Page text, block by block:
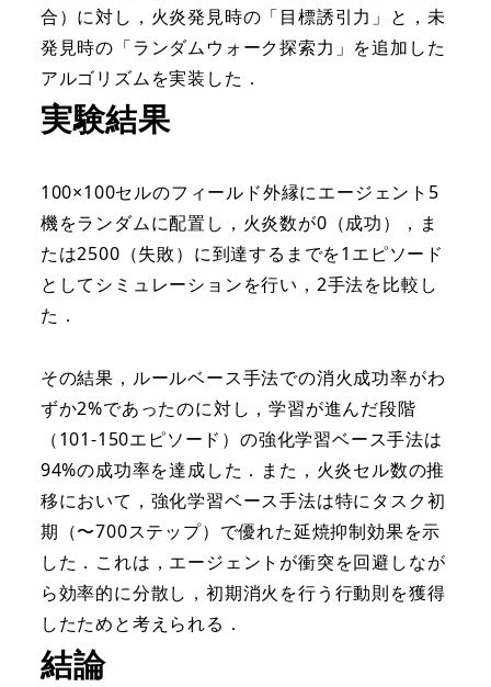
合）に対し，火炎発見時の「目標誘引力」と，未
発見時の「ランダムウォーク探索力」を追加した
アルゴリズムを実装した．
実験結果
100×100セルのフィールド外縁にエージェント5
機をランダムに配置し，火炎数が0（成功），ま
たは2500（失敗）に到達するまでを1エピソード
としてシミュレーションを行い，2手法を比較し
た．
その結果，ルールベース手法での消火成功率がわ
ずか2%であったのに対し，学習が進んだ段階
（101-150エピソード）の強化学習ベース手法は
94%の成功率を達成した．また，火炎セル数の推
移において，強化学習ベース手法は特にタスク初
期（〜700ステップ）で優れた延焼抑制効果を示
した．これは，エージェントが衝突を回避しなが
ら効率的に分散し，初期消火を行う行動則を獲得
したためと考えられる．
結論